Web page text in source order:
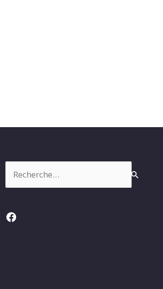
Facebook